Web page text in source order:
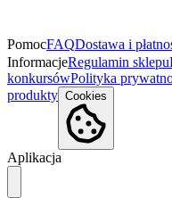
PomocFAQDostawa i
InformacjeRegulamin sklepu
konkursówPolityka
produkty Cookies
Aplikacja